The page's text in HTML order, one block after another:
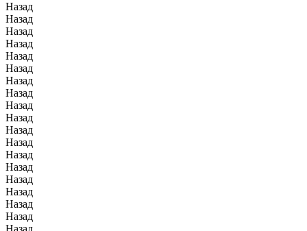
Назад
Назад
Назад
Назад
Назад
Назад
Назад
Назад
Назад
Назад
Назад
Назад
Назад
Назад
Назад
Назад
Назад
Назад
Назад